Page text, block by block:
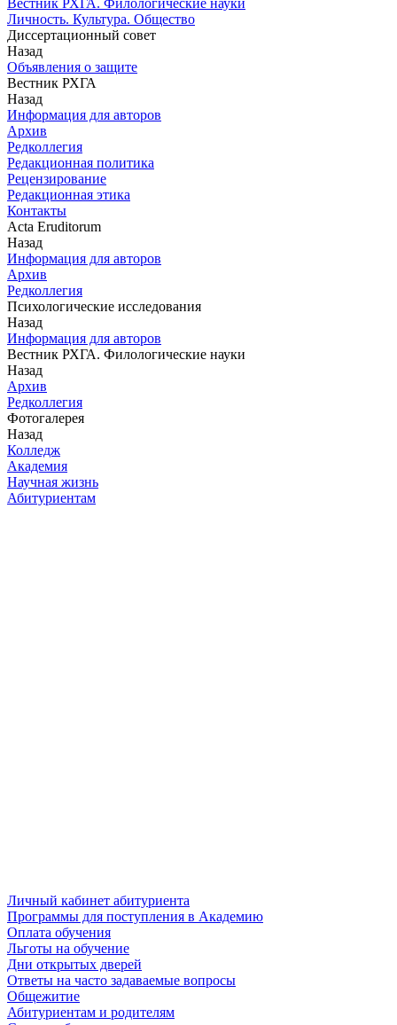
Вестник РХГА. Филологические науки
Личность. Культура. Общество
Диссертационный совет
Назад
Объявления о защите
Вестник РХГА
Назад
Информация для авторов
Архив
Редколлегия
Редакционная политика
Рецензирование
Редакционная этика
Контакты
Acta Eruditorum
Назад
Информация для авторов
Архив
Редколлегия
Психологические исследования
Назад
Информация для авторов
Вестник РХГА. Филологические науки
Назад
Архив
Редколлегия
Фотогалерея
Назад
Колледж
Академия
Научная жизнь
Абитуриентам
Личный кабинет абитуриента
Программы для поступления в Академию
Оплата обучения
Льготы на обучение
Дни открытых дверей
Ответы на часто задаваемые вопросы
Общежитие
Абитуриентам и родителям